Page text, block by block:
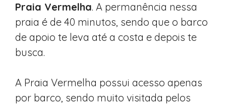
Praia Vermelha. A permanência nessa
praia é de 40 minutos, sendo que o barco
de apoio te leva até a costa e depois te
busca.
A Praia Vermelha possui acesso apenas
por barco, sendo muito visitada pelos